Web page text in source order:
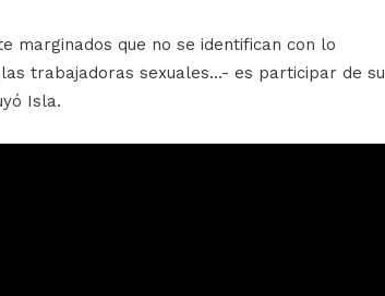
marginados que no se identifican con lo
trabajadoras sexuales...- es participar de su
Isla.